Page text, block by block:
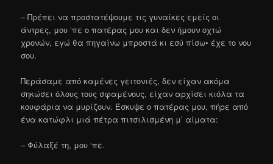
– Πρέπει να προστατέψουμε τις γυναίκες εμείς οι
άντρες, μου ‘πε ο πατέρας μου και δεν ήμουν οχτώ
χρονών, εγώ θα πηγαίνω μπροστά κι εσύ πίσω• έχε το νου
σου.
Περάσαμε από καμένες γειτονιές, δεν είχαν ακόμα
σηκώσει όλους τους σφαμένους, είχαν αρχίσει κιόλα τα
κουφάρια να μυρίζουν. Έσκυψε ο πατέρας μου, πήρε από
ένα κατώφλι μιά πέτρα πιτσιλισμένη μ’ αίματα:
– Φύλαξέ τη, μου ‘πε.